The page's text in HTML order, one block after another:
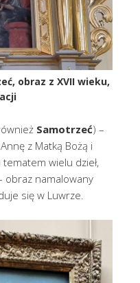
obraz z XVII wieku,
Samotrzeć) –
z Matką Bożą i
tematem wielu dzieł,
obraz namalowany
się w Luwrze.